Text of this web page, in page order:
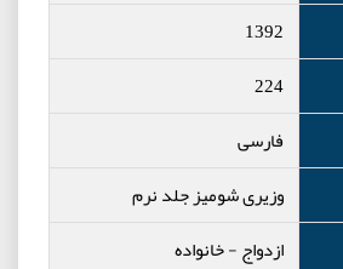
1392
224
فارسی
وزیری شومیز جلد نرم
ازدواج-خانواده